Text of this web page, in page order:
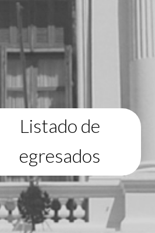
Listado de
egresados